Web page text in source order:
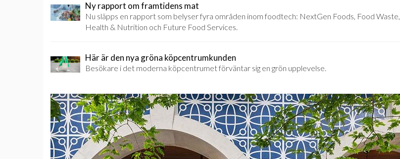
Ny rapport om framtidens mat
Nu släpps en rapport som belyser fyra områden inom foodtech: NextGen Foods, Food Waste,
Health & Nutrition och Future Food Services.
Här är den nya gröna köpcentrumkunden
Besökare i det moderna köpcentrumet förväntar sig en grön upplevelse.